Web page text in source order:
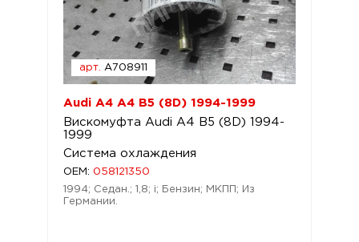
арт. A708911
Audi A4 A4 B5 (8D) 1994-1999
Вискомуфта Audi A4 B5 (8D) 1994-
1999
Система охлаждения
OEM: 058121350
1994; Седан.; 1,8; i; Бензин; МКПП; Из
Германии.